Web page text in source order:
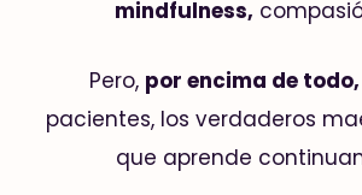
mindfulness,
Pero, por encima de todo,
pacientes, los verdaderos
que aprende